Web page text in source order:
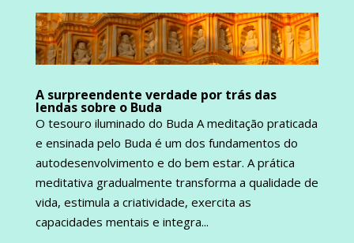
A surpreendente verdade por trás das
lendas sobre o Buda
O tesouro iluminado do Buda A meditação praticada
e ensinada pelo Buda é um dos fundamentos do
autodesenvolvimento e do bem estar. A prática
meditativa gradualmente transforma a qualidade de
vida, estimula a criatividade, exercita as
capacidades mentais e integra...